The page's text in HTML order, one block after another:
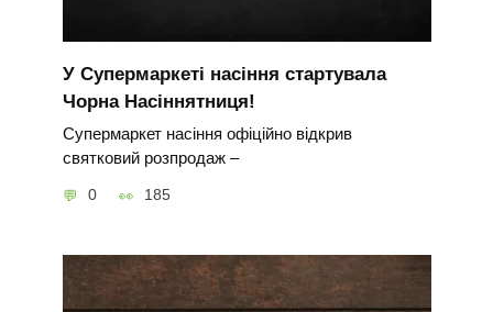
У Супермаркеті насіння стартувала
Чорна Насіннятниця!
Супермаркет насіння офіційно відкрив
святковий розпродаж –
0 185